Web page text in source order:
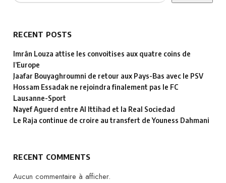
RECENT POSTS
Imrân Louza attise les convoitises aux quatre coins de
l’Europe
Jaafar Bouyaghroumni de retour aux Pays-Bas avec le PSV
Hossam Essadak ne rejoindra finalement pas le FC
Lausanne-Sport
Nayef Aguerd entre Al Ittihad et la Real Sociedad
Le Raja continue de croire au transfert de Youness Dahmani
RECENT COMMENTS
Aucun commentaire à afficher.